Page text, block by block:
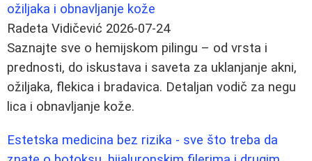
ožiljaka i obnavljanje kože
Radeta Vidičević 2026-07-24
Saznajte sve o hemijskom pilingu – od vrsta i
prednosti, do iskustava i saveta za uklanjanje akni,
ožiljaka, flekica i bradavica. Detaljan vodič za negu
lica i obnavljanje kože.
Estetska medicina bez rizika - sve što treba da